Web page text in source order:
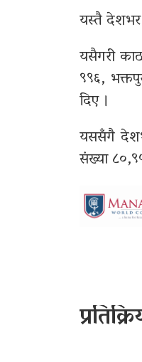
यस्तै देशभर
यसैगरी
९९६,
दिए ।
यससँगै
संख्या